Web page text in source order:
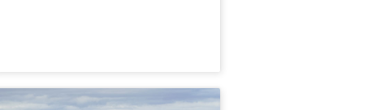
霍巴特市區遊、威靈頓山、歷史遺跡和